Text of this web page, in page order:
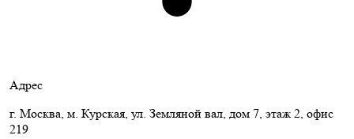
Адрес
г. Москва, м. Курская, ул. Земляной вал, дом 7, этаж 2, офис
219